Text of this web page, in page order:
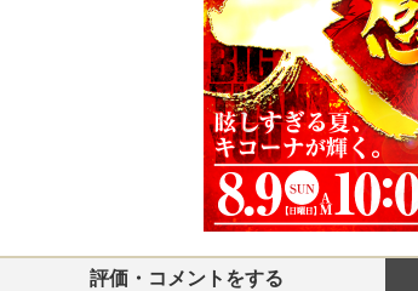
評価・コメントをする